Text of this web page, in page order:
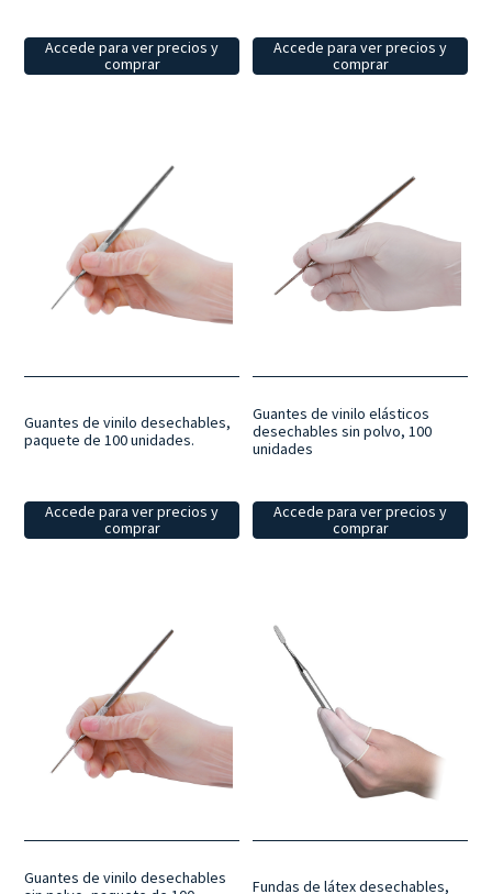
Accede para ver precios y
comprar
Accede para ver precios y
comprar
Guantes de vinilo desechables,
paquete de 100 unidades.
Accede para ver precios y
comprar
Guantes de vinilo elásticos
desechables sin polvo, 100
unidades
Accede para ver precios y
comprar
Guantes de vinilo desechables
Fundas de látex desechables,